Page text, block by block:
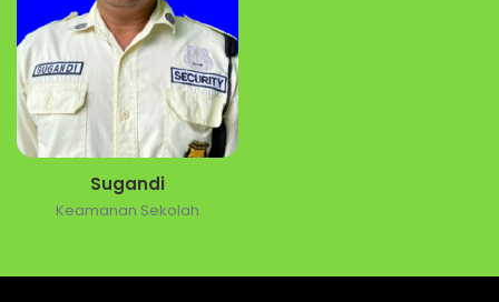
Sugandi
Keamanan Sekolah